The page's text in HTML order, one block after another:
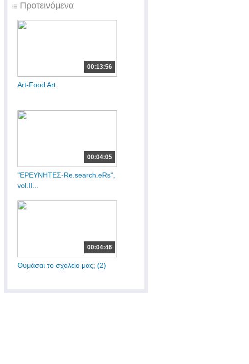
Προτεινόμενα
00:13:56
Art-Food Art
00:04:05
"ΕΡΕΥΝΗΤΕΣ-Re.search.eRs",
vol.ΙΙ...
00:04:46
Θυμάσαι το σχολείο μας; (2)